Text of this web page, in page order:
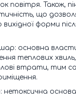
повітря. Також,
що
форми
основна
теплових
втрати, тим
нетоксична основа